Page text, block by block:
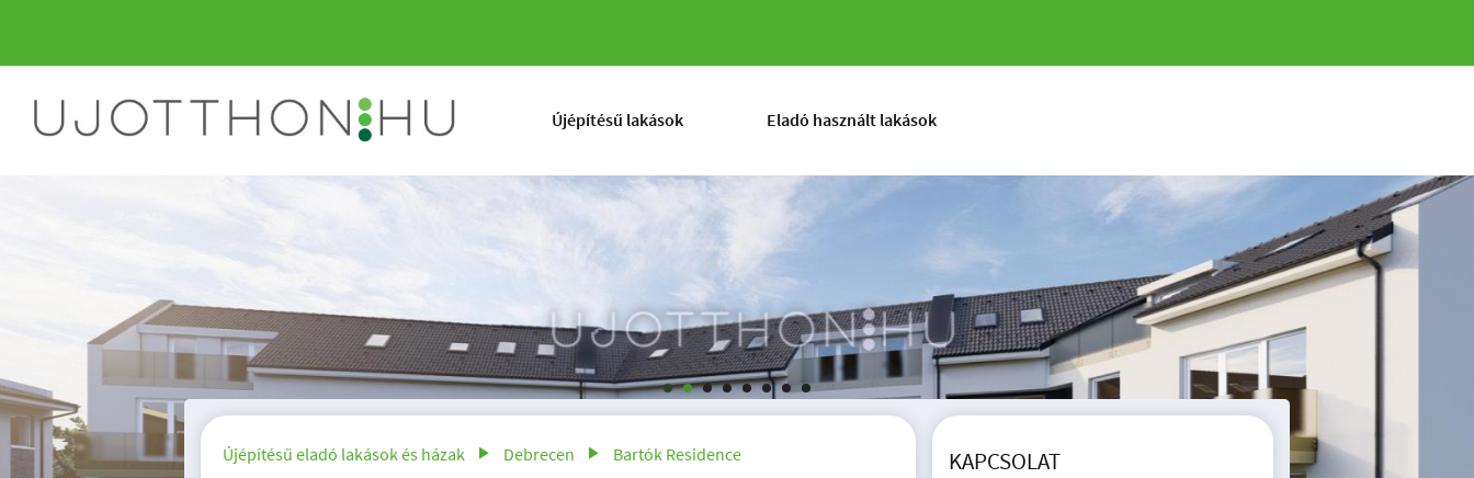
Újépítésű lakások Eladó használt lakások
Újépítésű eladó lakások és házak Debrecen Bartók Residence KAPCSOLAT